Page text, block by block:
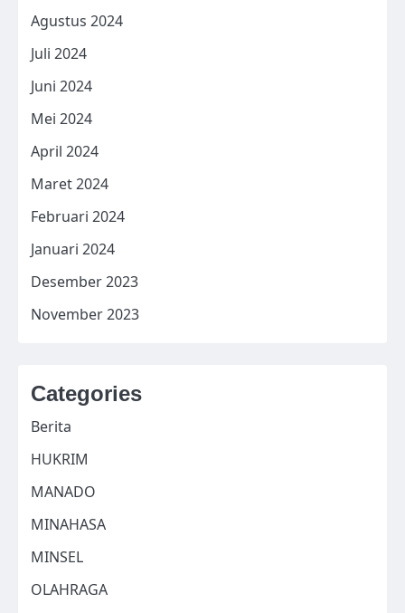
Agustus 2024
Juli 2024
Juni 2024
Mei 2024
April 2024
Maret 2024
Februari 2024
Januari 2024
Desember 2023
November 2023
Categories
Berita
HUKRIM
MANADO
MINAHASA
MINSEL
OLAHRAGA